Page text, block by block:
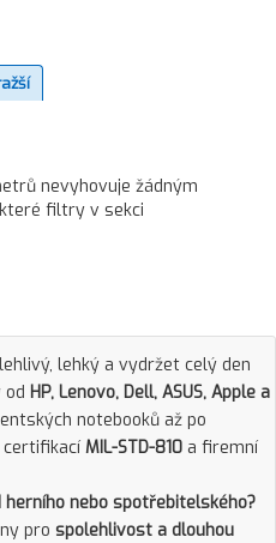
nevyhovuje žádným
filtry v sekci
lehký a vydržet celý den
od HP, Lenovo, Dell, ASUS, Apple a
notebooků až po
MIL-STD-810 a firemní
herního nebo spotřebitelského?
pro spolehlivost a dlouhou